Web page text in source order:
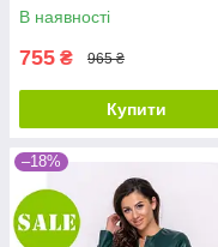
В наявності
755 ₴ 965 ₴
Купити
–18%